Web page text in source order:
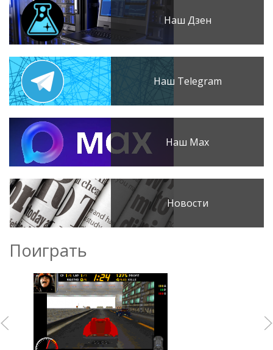
Наш Дзен
Наш Telegram
Наш Max
Новости
Поиграть